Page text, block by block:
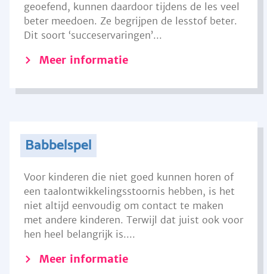
geoefend, kunnen daardoor tijdens de les veel
beter meedoen. Ze begrijpen de lesstof beter.
Dit soort ‘succeservaringen’...
Meer informatie
Babbelspel
Voor kinderen die niet goed kunnen horen of
een taalontwikkelingsstoornis hebben, is het
niet altijd eenvoudig om contact te maken
met andere kinderen. Terwijl dat juist ook voor
hen heel belangrijk is....
Meer informatie